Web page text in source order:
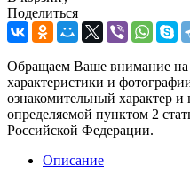
Поделиться
Обращаем Ваше внимание на
характеристики и
ознакомительный характер
определяемой пунктом 2
Российской Федерации.
Описание